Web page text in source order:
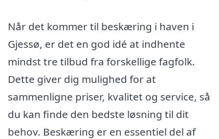
Når det kommer til beskæring i haven i
Gjessø, er det en god idé at indhente
mindst tre tilbud fra forskellige fagfolk.
Dette giver dig mulighed for at
sammenligne priser, kvalitet og service, så
du kan finde den bedste løsning til dit
behov. Beskæring er en essentiel del af